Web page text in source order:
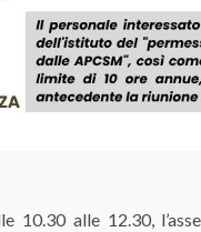
10.30 alle 12.30,